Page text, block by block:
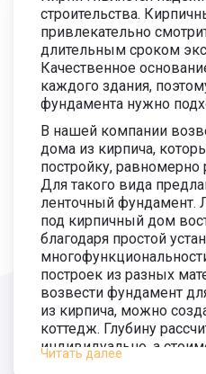
Монтаж сваи 5000 мм.
Длина сваи 5500 мм.
Монтаж сваи 5500 мм.
Длина сваи 6000 мм.
Монтаж сваи 6000 мм.
Читать далее
строительства.
привлекательно
длительным сроком
Качественное
каждого здания,
фундамента нужно
В нашей компании
дома из кирпича,
постройку, равномерно
Для такого вида
ленточный фундамент.
под кирпичный дом
благодаря простой
построек из разных
возвести фундамент
из кирпича, можно
коттедж. Глубину
индивидуально, а
сложностей монтажа и